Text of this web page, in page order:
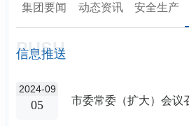
集团要闻 动态资讯 安全生产
PUSH
信息推送
2024-09
05 市委常委（扩大）会议